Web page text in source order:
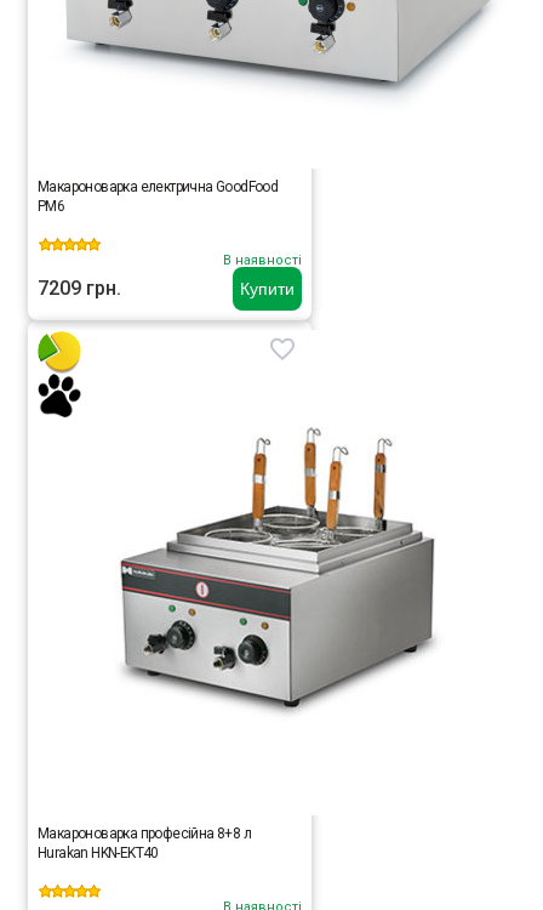
Купити
Макароноварка електрична GoodFood
PM6
В наявності
7209 грн.
Макароноварка професійна 8+8 л
Hurakan HKN-EKT40
В наявності